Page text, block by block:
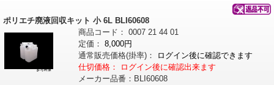
ポリエチ廃液回収キット 小 6L BLI60608
商品コード： 0007 21 44 01
定価： 8,000円
通常販売価格(掛率)：
ログイン後に確認できます
仕切価格：
ログイン後に確認出来ます
メーカー品番： BLI60608